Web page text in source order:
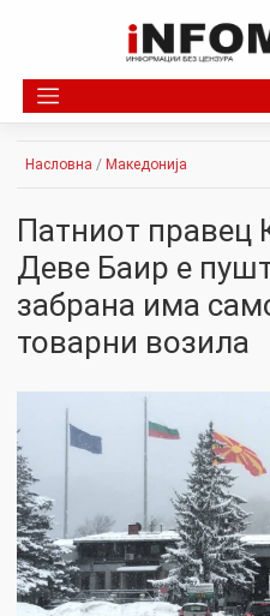
Насловна / Македонија
Патниот правец
Деве Баир е
забрана има
товарни возила